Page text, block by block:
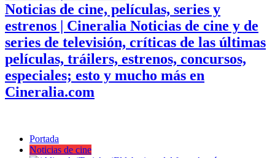
Noticias de cine, películas, series y
estrenos | Cineralia Noticias de cine y de
series de televisión, críticas de las últimas
películas, tráilers, estrenos, concursos,
especiales; esto y mucho más en
Cineralia.com
Portada
Noticias de cine